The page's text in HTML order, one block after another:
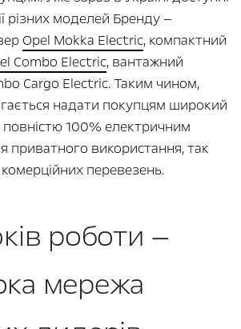
різних моделей Бренду —
Opel Mokka Electric, компактний
Combo Electric, вантажний
Cargo Electric. Таким чином,
надати покупцям широкий
100% електричним
приватного використання, так
перевезень.
роботи —
мережа